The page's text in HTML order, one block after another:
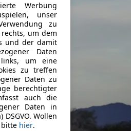
Werbung
unser
zu
um dem
und der damit
Daten
um eine
zu treffen
Daten zu
berechtigter
auch die
Daten in
Wollen
bitte hier.